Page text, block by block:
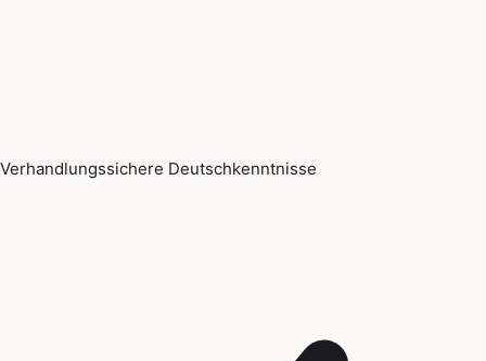
Verhandlungssichere Deutschkenntnisse